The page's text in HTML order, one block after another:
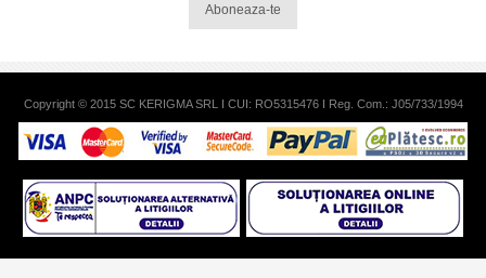
Aboneaza-te
Copyright © 2015 SC KERIGMA SRL I CUI: RO5315476 I Reg. Com.: J05/733/1994